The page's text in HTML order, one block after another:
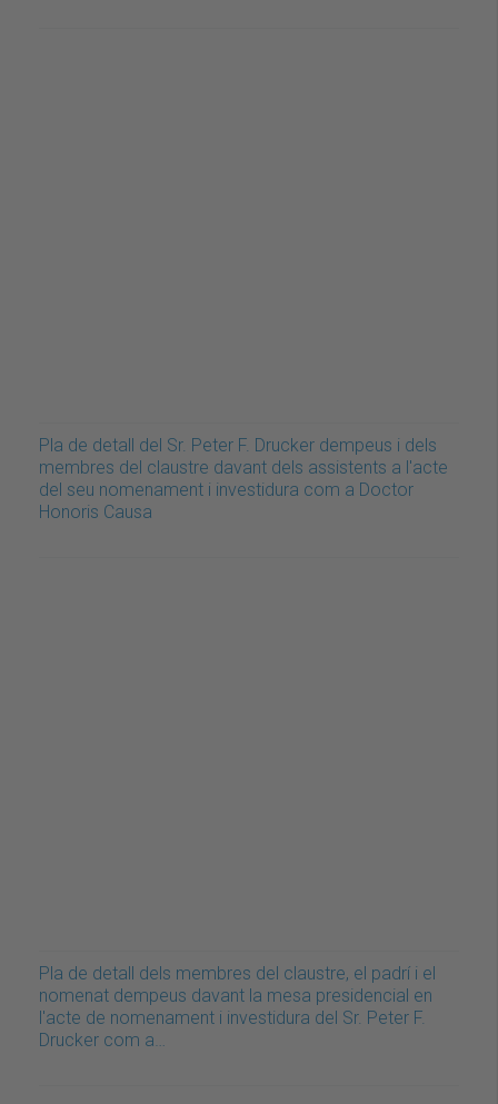
Pla de detall del Sr. Peter F. Drucker dempeus i dels
membres del claustre davant dels assistents a l'acte
del seu nomenament i investidura com a Doctor
Honoris Causa
Pla de detall dels membres del claustre, el padrí i el
nomenat dempeus davant la mesa presidencial en
l'acte de nomenament i investidura del Sr. Peter F.
Drucker com a…